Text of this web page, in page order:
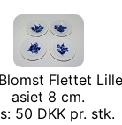
Flettet Lille
asiet 8 cm.
50 DKK pr. stk.